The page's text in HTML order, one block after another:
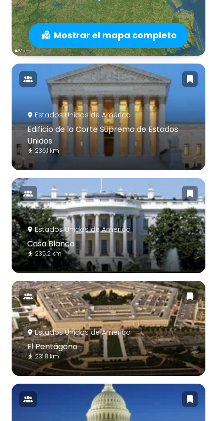
Mostrar el mapa completo
Estados Unidos de América
Edificio de la Corte Suprema de Estados
Unidos
236.1 km
Estados Unidos de América
Casa Blanca
235.2 km
Estados Unidos de América
El Pentágono
231.8 km